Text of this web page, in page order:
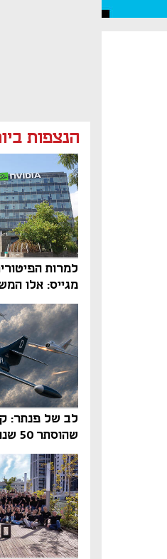
הנצפות
למרות
מגייס: אלו
והטיפים
לב של פנתר:
שהוסתר 50 שנה